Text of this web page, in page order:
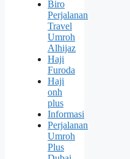
Biro
Perjalanan
Travel
Umroh
Alhijaz
Haji
Furoda
Haji
onh
plus
Informasi
Perjalanan
Umroh
Plus